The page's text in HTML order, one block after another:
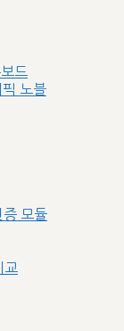
드
노블
모듈
교